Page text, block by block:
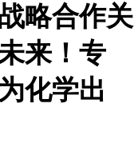
略合作关
来！专
化学出